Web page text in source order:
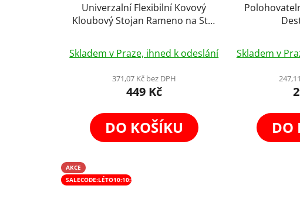
Univerzalní Flexibilní Kovový
Kloubový Stojan Rameno na Stůl
Tablet Telefon Mobil
hodnocení
produktu
je
z
Skladem v Praze, ihned k odeslání
371,07 Kč bez DPH
449 Kč
DO KOŠÍKU
Skladem v
DO
AKCE
SALECODE:LÉTO10:10:%